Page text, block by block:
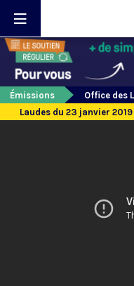
Émissions
Office des
Laudes du 23 janvier 2019